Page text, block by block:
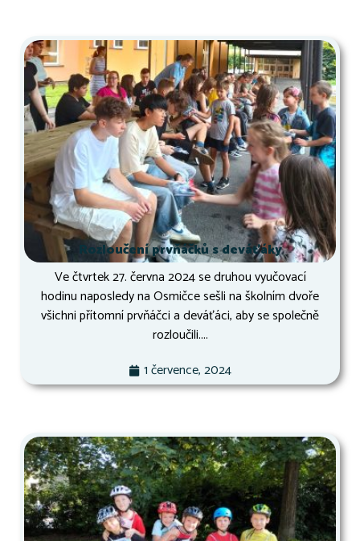
Rozloučení prvňáčků s deváťáky
Ve čtvrtek 27. června 2024 se druhou vyučovací
hodinu naposledy na Osmičce sešli na školním dvoře
všichni přítomní prvňáčci a deváťáci, aby se společně
rozloučili....
1 července, 2024